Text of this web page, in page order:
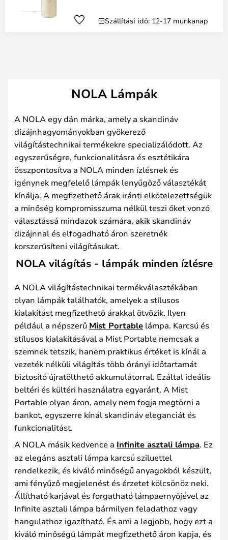
Szállítási idő: 12-17 munkanap
NOLA Lámpák
A NOLA egy dán márka, amely a skandináv
dizájnhagyományokban gyökerező
világítástechnikai termékekre specializálódott. Az
egyszerűségre, funkcionalitásra és esztétikára
összpontosítva a NOLA minden ízlésnek és
igénynek megfelelő lámpák lenyűgöző választékát
kínálja. A megfizethető árak iránti elkötelezettségük
a minőség kompromisszuma nélkül teszi őket vonzó
választássá mindazok számára, akik skandináv
dizájnnal és elfogadható áron szeretnék
korszerűsíteni világításukat.
NOLA világítás - lámpák minden ízlésre
A NOLA világítástechnikai termékválasztékában
olyan lámpák találhatók, amelyek a stílusos
kialakítást megfizethető árakkal ötvözik. Ilyen
például a népszerű Mist Portable lámpa. Karcsú és
stílusos kialakításával a Mist Portable nemcsak a
szemnek tetszik, hanem praktikus értéket is kínál a
vezeték nélküli világítás több órányi időtartamát
biztosító újratölthető akkumulátorral. Ezáltal ideális
beltéri és kültéri használatra egyaránt. A Mist
Portable olyan áron, amely nem fogja megtörni a
bankot, egyszerre kínál skandináv eleganciát és
funkcionalitást.
A NOLA másik kedvence a Infinite asztali lámpa. Ez
az elegáns asztali lámpa karcsú sziluettel
rendelkezik, és kiváló minőségű anyagokból készült,
ami fényűző megjelenést és érzetet kölcsönöz neki.
Állítható karjával és forgatható lámpaernyőjével az
Infinite asztali lámpa bármilyen feladathoz vagy
hangulathoz igazítható. És ami a legjobb, hogy ezt a
kiváló minőségű lámpát megfizethető áron kapja, és